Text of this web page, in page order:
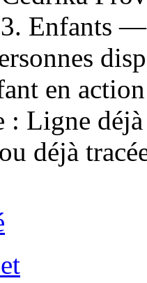
Enfants
en
Ligne
déjà